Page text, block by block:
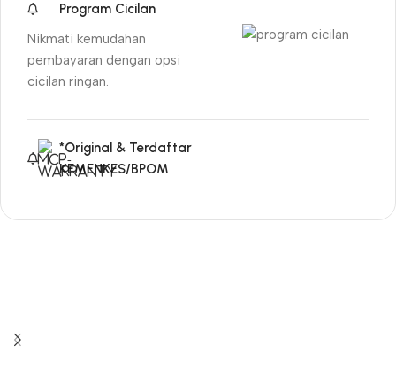
Program Cicilan
Nikmati kemudahan
pembayaran dengan opsi
cicilan ringan.
*Original & Terdaftar
KEMENKES/BPOM